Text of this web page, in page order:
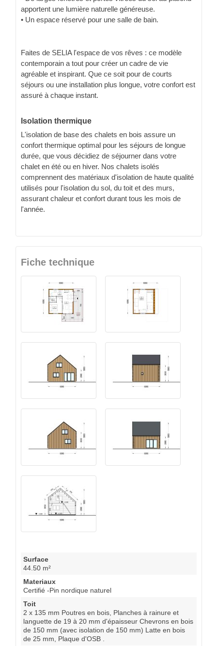
apportent une lumière naturelle généreuse.
• Un espace réservé pour une salle de bain.
Faites de SELIA l'espace de vos rêves : ce modèle
contemporain a tout pour créer un cadre de vie
agréable et inspirant. Que ce soit pour de courts
séjours ou une installation plus longue, votre confort est
assuré à chaque instant.
Isolation thermique
L'isolation de base des chalets en bois assure un
confort thermique optimal pour les séjours de longue
durée, que vous décidiez de séjourner dans votre
chalet en été ou en hiver. Nos chalets isolés
comprennent des matériaux d'isolation de haute qualité
utilisés pour l'isolation du sol, du toit et des murs,
assurant chaleur et confort durant tous les mois de
l'année.
Fiche technique
Surface
44.50 m²
Materiaux
Certifié -Pin nordique naturel
Toit
2 x 135 mm Poutres en bois, Planches à rainure et
languette de 19 à 20 mm d'épaisseur Chevrons en bois
de 150 mm (avec isolation de 150 mm) Latte en bois
de 25 mm, Plaque d'OSB .